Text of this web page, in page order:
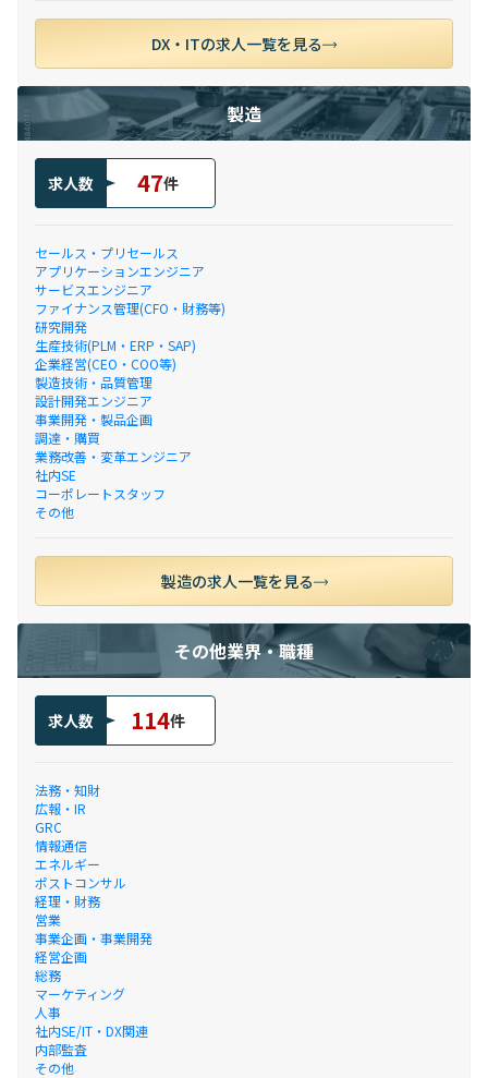
DX・ITの求人一覧を見る
製造
求人数 47件
セールス・プリセールス
アプリケーションエンジニア
サービスエンジニア
ファイナンス管理(CFO・財務等)
研究開発
生産技術(PLM・ERP・SAP)
企業経営(CEO・COO等)
製造技術・品質管理
設計開発エンジニア
事業開発・製品企画
調達・購買
業務改善・変革エンジニア
社内SE
コーポレートスタッフ
その他
製造の求人一覧を見る
その他業界・職種
求人数 114件
法務・知財
広報・IR
GRC
情報通信
エネルギー
ポストコンサル
経理・財務
営業
事業企画・事業開発
経営企画
総務
マーケティング
人事
社内SE/IT・DX関連
内部監査
その他